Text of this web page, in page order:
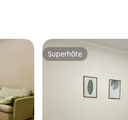
Superhôte
Superhôte